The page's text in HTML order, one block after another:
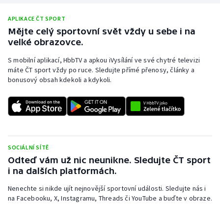
APLIKACE ČT SPORT
Mějte celý sportovní svět vždy u sebe i na
velké obrazovce.
S mobilní aplikací, HbbTV a apkou iVysílání ve své chytré televizi
máte ČT sport vždy po ruce. Sledujte přímé přenosy, články a
bonusový obsah kdekoli a kdykoli.
SOCIÁLNÍ SÍTĚ
Odteď vám už nic neunikne. Sledujte ČT sport
i na dalších platformách.
Nenechte si nikde ujít nejnovější sportovní události. Sledujte nás i
na Facebooku, X, Instagramu, Threads či YouTube a buďte v obraze.